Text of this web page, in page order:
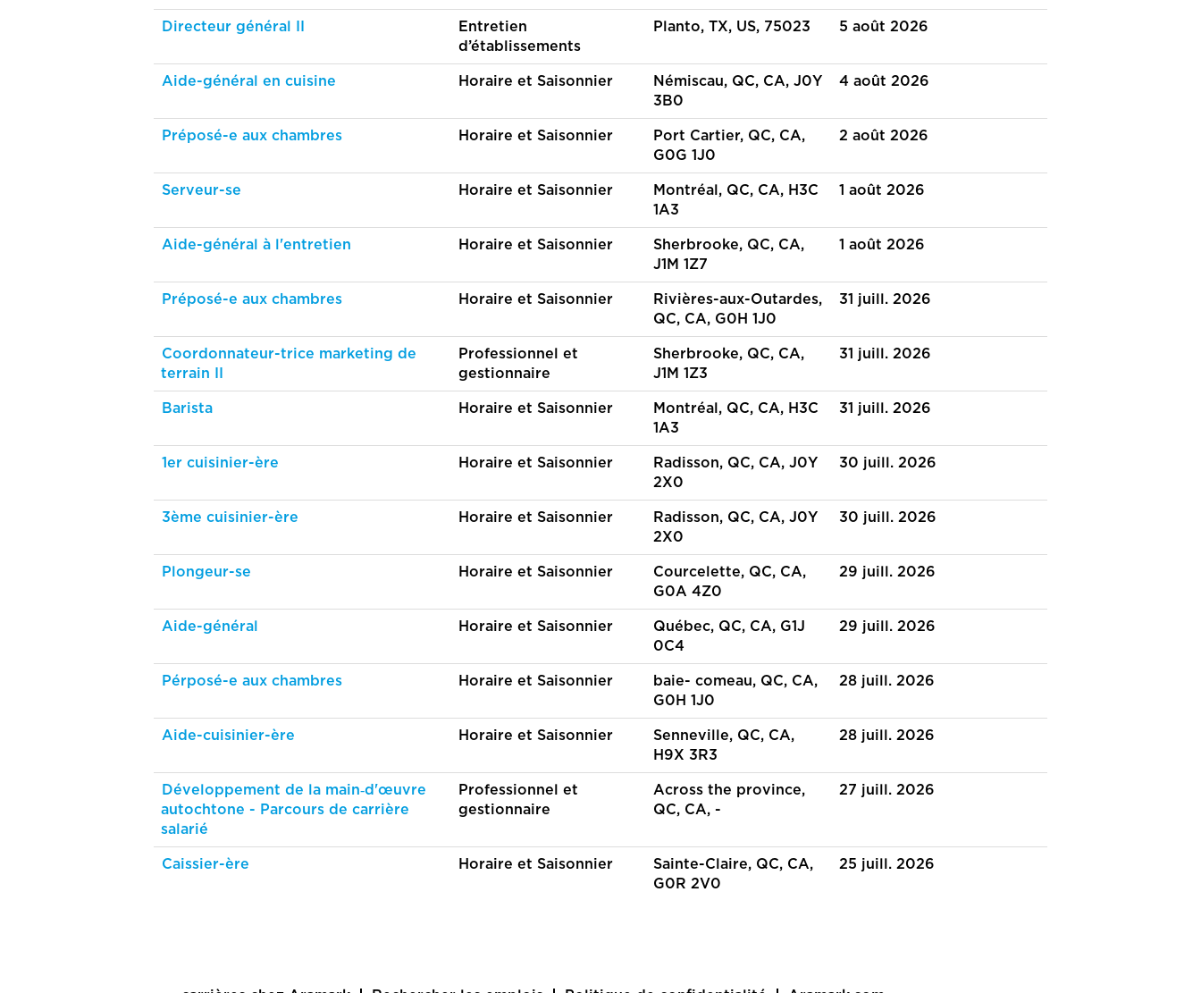
Directeur général II
Entretien
d’établissements
Planto, TX, US, 75023 5 août 2026
Aide-général en cuisine Horaire et Saisonnier
Némiscau, QC, CA, J0Y
3B0
4 août 2026
Préposé-e aux chambres Horaire et Saisonnier
Port Cartier, QC, CA,
G0G 1J0
2 août 2026
Serveur-se Horaire et Saisonnier
Montréal, QC, CA, H3C
1A3
1 août 2026
Aide-général à l'entretien Horaire et Saisonnier
Sherbrooke, QC, CA,
J1M 1Z7
1 août 2026
Préposé-e aux chambres Horaire et Saisonnier
Rivières-aux-Outardes,
QC, CA, G0H 1J0
31 juill. 2026
Coordonnateur-trice marketing de
terrain II
Professionnel et
gestionnaire
Sherbrooke, QC, CA,
J1M 1Z3
31 juill. 2026
Barista Horaire et Saisonnier
Montréal, QC, CA, H3C
1A3
31 juill. 2026
1er cuisinier-ère Horaire et Saisonnier
Radisson, QC, CA, J0Y
2X0
30 juill. 2026
3ème cuisinier-ère Horaire et Saisonnier
Radisson, QC, CA, J0Y
2X0
30 juill. 2026
Plongeur-se Horaire et Saisonnier
Courcelette, QC, CA,
G0A 4Z0
29 juill. 2026
Aide-général Horaire et Saisonnier
Québec, QC, CA, G1J
0C4
29 juill. 2026
Pérposé-e aux chambres Horaire et Saisonnier
baie- comeau, QC, CA,
G0H 1J0
28 juill. 2026
Aide-cuisinier-ère Horaire et Saisonnier
Senneville, QC, CA,
H9X 3R3
28 juill. 2026
Développement de la main‑d'œuvre
autochtone - Parcours de carrière
salarié
Professionnel et
gestionnaire
Across the province,
QC, CA, -
27 juill. 2026
Caissier-ère Horaire et Saisonnier
Sainte-Claire, QC, CA,
G0R 2V0
25 juill. 2026